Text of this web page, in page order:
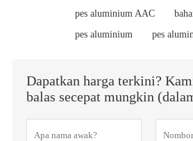
pes aluminium AAC
pes aluminium
pes
Dapatkan harga terkini?
balas secepat mungkin